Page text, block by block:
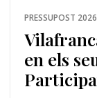
PRESSUPOST 2026
en els